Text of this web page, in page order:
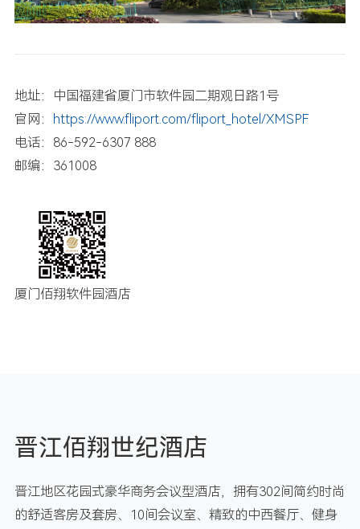
地址：中国福建省厦门市软件园二期观日路1号
官网：
https://www.fliport.com/fliport_hotel/XMSPF
电话：86-592-6307 888
邮编：361008
厦门佰翔软件园酒店
晋江佰翔世纪酒店
晋江地区花园式豪华商务会议型酒店，拥有302间简约时尚
的舒适客房及套房、10间会议室、精致的中西餐厅、健身